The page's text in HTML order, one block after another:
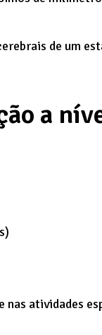
de um
a
nas atividades